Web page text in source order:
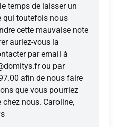
temps de laisser un
qui toutefois nous
cette mauvaise note
auriez-vous la
par email à
ou par
afin de nous faire
que vous pourriez
nous. Caroline,